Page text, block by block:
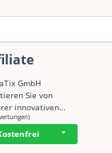
GmbH
Sie von
innovativen…